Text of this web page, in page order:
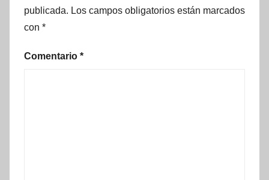
publicada. Los campos obligatorios están marcados
con *
Comentario *